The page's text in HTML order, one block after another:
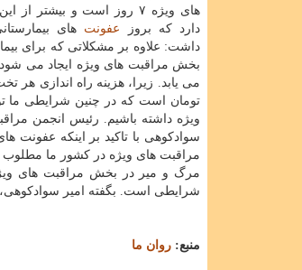
های ویژه ۷ روز است و بیشتر
دارد كه بروز عفونت های
داشت: علاوه بر مشكلاتی كه برای
بخش مراقبت های ویژه ایجاد می
تومان است كه در چنین شرایطی ما
ویژه داشته باشیم. رئیس انجمن
سوادكوهی با تاكید بر اینكه عفونت
مراقبت های ویژه در كشور ما مطلوب
شرایطی است. بگفته امیر
منبع: روان ما